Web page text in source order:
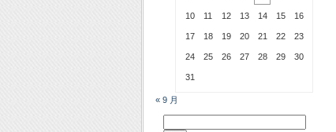
10 11 12 13 14 15 16
17 18 19 20 21 22 23
24 25 26 27 28 29 30
31
« 9 月